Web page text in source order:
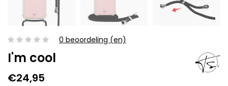
0 beoordeling (en)
I'm cool
€24,95